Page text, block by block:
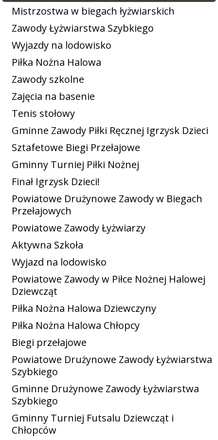
Mistrzostwa w biegach łyżwiarskich
Zawody Łyżwiarstwa Szybkiego
Wyjazdy na lodowisko
Piłka Nożna Halowa
Zawody szkolne
Zajęcia na basenie
Tenis stołowy
Gminne Zawody Piłki Ręcznej Igrzysk Dzieci
Sztafetowe Biegi Przełajowe
Gminny Turniej Piłki Nożnej
Finał Igrzysk Dzieci!
Powiatowe Drużynowe Zawody w Biegach
Przełajowych
Powiatowe Zawody Łyżwiarzy
Aktywna Szkoła
Wyjazd na lodowisko
Powiatowe Zawody w Piłce Nożnej Halowej
Dziewcząt
Piłka Nożna Halowa Dziewczyny
Piłka Nożna Halowa Chłopcy
Biegi przełajowe
Powiatowe Drużynowe Zawody Łyżwiarstwa
Szybkiego
Gminne Drużynowe Zawody Łyżwiarstwa
Szybkiego
Gminny Turniej Futsalu Dziewcząt i
Chłopców